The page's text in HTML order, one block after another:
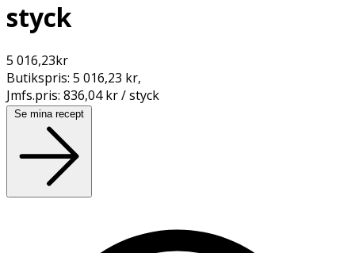
styck
5 016,23kr
Butikspris: 5 016,23 kr,
Jmfs.pris: 836,04 kr / styck
Se mina recept